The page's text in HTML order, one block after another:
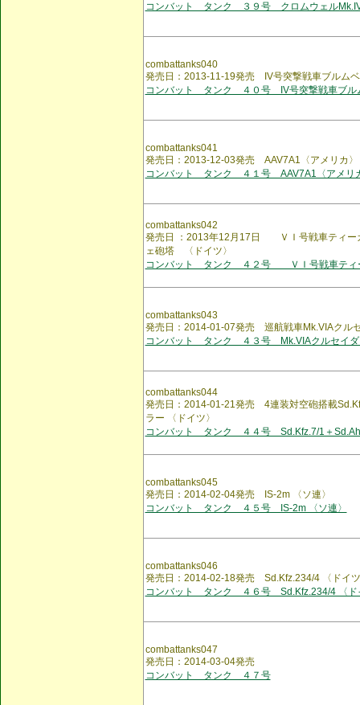
コンバット タンク ３９号 クロムウェル
combattanks040
発売日：2013-11-19発売 IV号突撃戦車ブルム
コンバット タンク ４０号 IV号突撃戦車ブル
combattanks041
発売日：2013-12-03発売 AAV7A1〈アメリカ〉
コンバット タンク ４１号 AAV7A1〈アメリ
combattanks042
発売日 ：2013年12月17日 ＶＩ号戦車ティ
ェ砲塔 〈ドイツ〉
コンバット タンク ４２号 ＶＩ号戦車ティ
combattanks043
発売日：2014-01-07発売 巡航戦車Mk.VIAクル
コンバット タンク ４３号 Mk.VIAクルセイダ
combattanks044
発売日：2014-01-21発売 4連装対空砲搭載
ラー 〈ドイツ〉
コンバット タンク ４４号 Sd.Kfz.7/1＋
combattanks045
発売日：2014-02-04発売 IS-2m 〈ソ連〉
コンバット タンク ４５号 IS-2m 〈ソ連〉
combattanks046
発売日：2014-02-18発売 Sd.Kfz.234/4 〈ドイ
コンバット タンク ４６号 Sd.Kfz.234/4 〈ド
combattanks047
発売日：2014-03-04発売
コンバット タンク ４７号